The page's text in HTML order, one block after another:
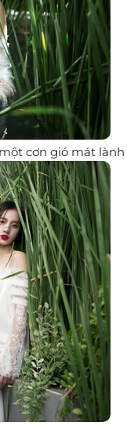
cơn gió mát